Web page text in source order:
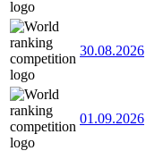
30.08.2026
01.09.2026